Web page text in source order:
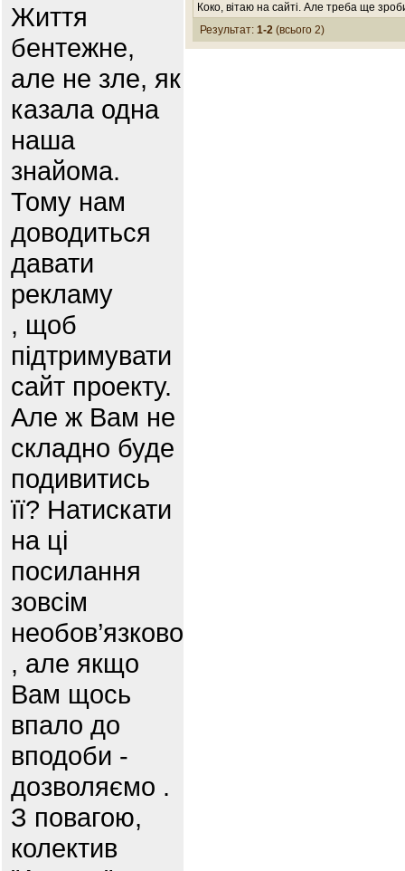
Життя
бентежне,
але не зле, як
казала одна
наша
знайома.
Тому нам
доводиться
давати
рекламу
, щоб
підтримувати
сайт проекту.
Але ж Вам не
складно буде
подивитись
її? Натискати
на ці
посилання
зовсім
необов’язково
, але якщо
Вам щось
впало до
вподоби -
дозволяємо .
З повагою,
колектив
Коко, вітаю на сайті. Але треба ще
Результат: 1-2 (всього 2)